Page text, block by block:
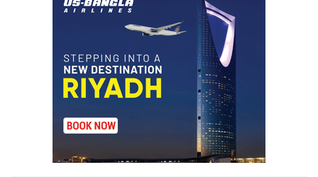
মার্শাল আর্ট ক্লাব কাপে ‘জুসা মার্শাল
আর্ট’ এর সাফল্য, শ্রীমঙ্গলের আয়াত ও
আইরাহ ঝুলিতে ৪ পদক
লাউয়াছড়া জাতীয় উদ্যানের সিএমসি
হিসাবরক্ষক আবজালুল হকের
মৃত্যুতে,এলাকায় শোকের ছায়া
ভোলাগঞ্জ স্থলবন্দরে এলসি আটকে